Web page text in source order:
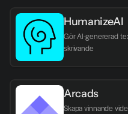
HumanizeAI
Gör AI-genererad
skrivande
Arcads
Skapa vinnande